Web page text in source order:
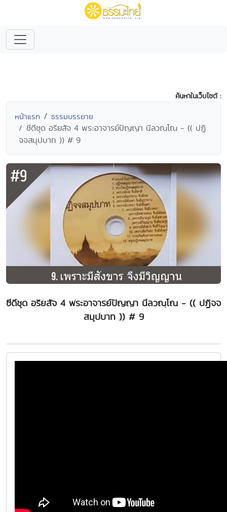
ค้นหาในเว็บไซต์ :
หน้าแรก ธรรมบรรยาย
ซีดีชุด อริยสัจ 4 พระอาจารย์ปัญญา นีลวณฺโณ - (( ปฏิ
จจสมุปบาท )) # 9
ซีดีชุด อริยสัจ 4 พระอาจารย์ปัญญา นีลวณฺโณ - (( ปฏิจจ
สมุปบาท )) # 9